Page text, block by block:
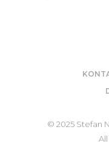
© 2025 Stefan